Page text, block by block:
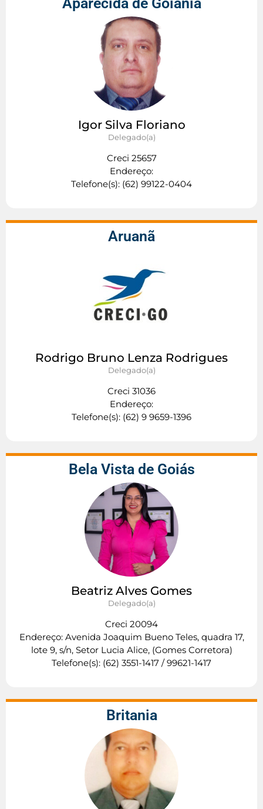
Aparecida de Goiânia
Igor Silva Floriano
Delegado(a)
Creci 25657
Endereço:
Telefone(s): (62) 99122-0404
Aruanã
Rodrigo Bruno Lenza Rodrigues
Delegado(a)
Creci 31036
Endereço:
Telefone(s): (62) 9 9659-1396
Bela Vista de Goiás
Beatriz Alves Gomes
Delegado(a)
Creci 20094
Endereço: Avenida Joaquim Bueno Teles, quadra 17,
lote 9, s/n, Setor Lucia Alice, (Gomes Corretora)
Telefone(s): (62) 3551-1417 / 99621-1417
Britania